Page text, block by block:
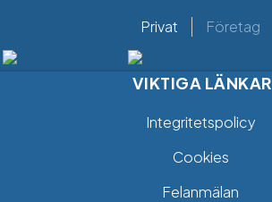
Privat Företag
VIKTIGA LÄNKAR
Integritetspolicy
Cookies
Felanmälan